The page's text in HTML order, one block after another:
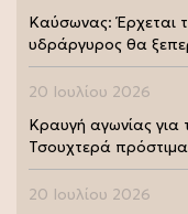
Καύσωνας: Έρχεται
υδράργυρος θα
20 Ιουλίου 2026
Κραυγή αγωνίας για
Τσουχτερά
20 Ιουλίου 2026